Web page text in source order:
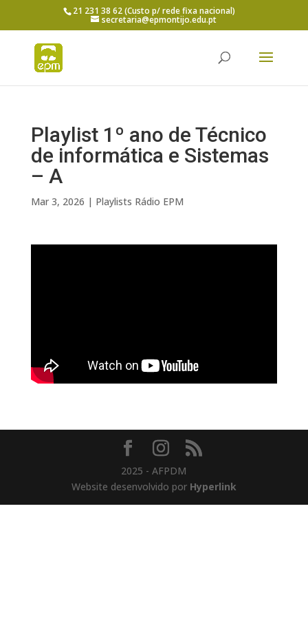
21 231 38 62 (Custo p/ rede fixa nacional)
secretaria@epmontijo.edu.pt
Playlist 1º ano de Técnico
de informática e Sistemas
– A
Mar 3, 2026 | Playlists Rádio EPM
2025 - AFPDM
Website desenvolvido por Hyperlink